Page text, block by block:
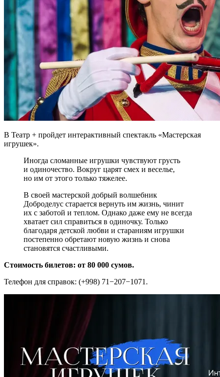
В Театр + пройдет интерактивный спектакль «Мастерская
игрушек».
Иногда сломанные игрушки чувствуют грусть
и одиночество. Вокруг царят смех и веселье,
но им от этого только тяжелее.
В своей мастерской добрый волшебник
Доброделус старается вернуть им жизнь, чинит
их с заботой и теплом. Однако даже ему не всегда
хватает сил справиться в одиночку. Только
благодаря детской любви и стараниям игрушки
постепенно обретают новую жизнь и снова
становятся счастливыми.
Стоимость билетов: от 80 000 сумов.
Телефон для справок: (+998) 71−207−1071.